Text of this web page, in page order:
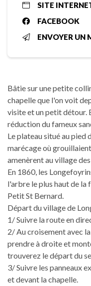
SITE
FACEBOOK
ENVOYER UN
Bâtie sur une petite
chapelle que l'on voit
visite et un petit détour.
réduction du fameux
Le plateau situé au pied
marécage où
amenèrent au village
En 1860, les
l'arbre le plus haut de la
Petit St Bernard.
Départ du village de
1/ Suivre la route en
2/ Au croisement avec
prendre à droite et
trouverez le départ du
3/ Suivre les panneaux
et devant la chapelle.